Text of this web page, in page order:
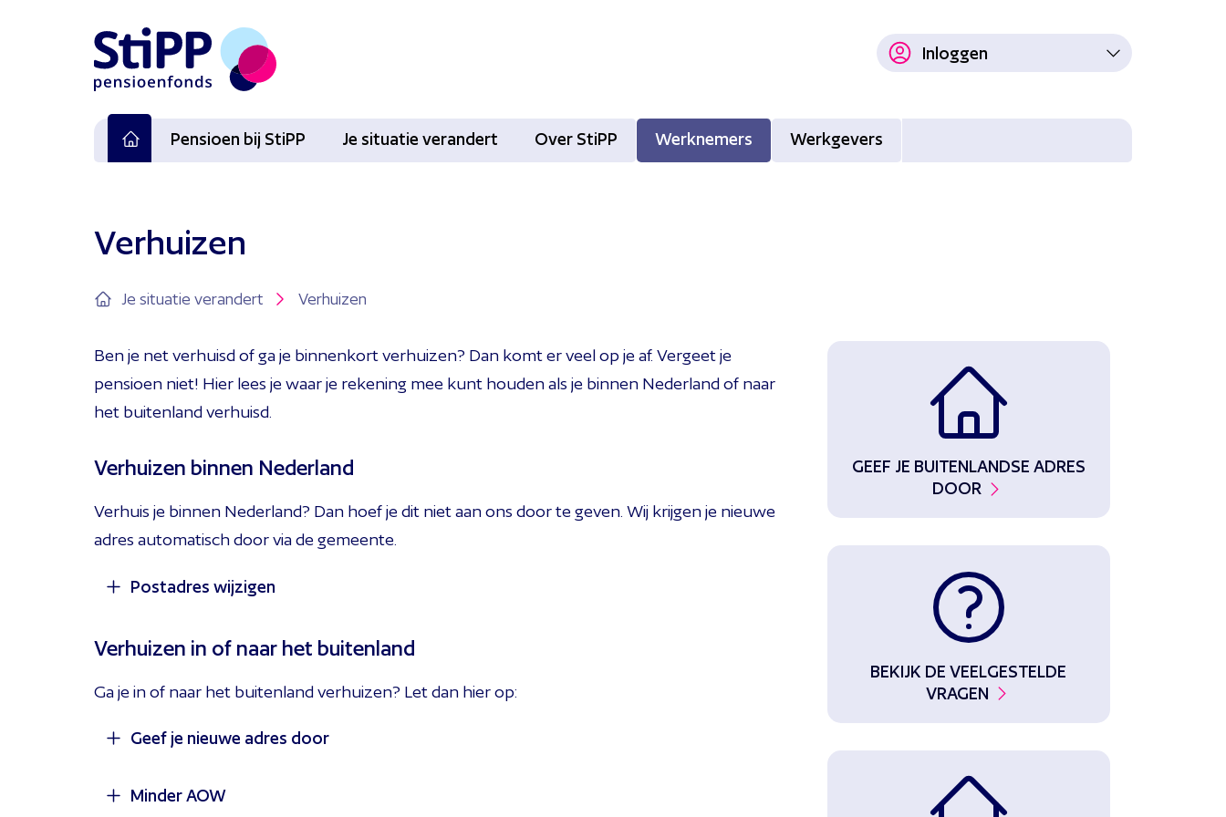
Pensioen bij StiPP Je situatie verandert Over StiPP Werknemers Werkgevers
Inloggen
Verhuizen
Je situatie verandert Verhuizen
Ben je net verhuisd of ga je binnenkort verhuizen? Dan komt er veel op je af. Vergeet je
pensioen niet! Hier lees je waar je rekening mee kunt houden als je binnen Nederland of naar
het buitenland verhuisd.
Verhuizen binnen Nederland
Verhuis je binnen Nederland? Dan hoef je dit niet aan ons door te geven. Wij krijgen je nieuwe
adres automatisch door via de gemeente.
Postadres wijzigen
Wil je je post op een ander adres ontvangen? Pas dan je postadres aan via
Verhuizen in of naar het buitenland
Ga je in of naar het buitenland verhuizen? Let dan hier op:
Geef je nieuwe adres door
Minder AOW
GEEF JE BUITENLANDSE ADRES
DOOR
BEKIJK DE VEELGESTELDE
VRAGEN